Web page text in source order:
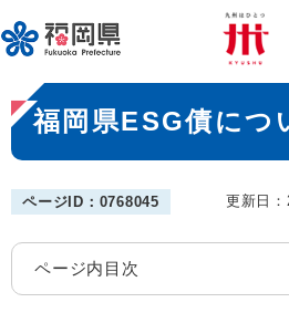
ー
ジ
先
頭
で
メニューを飛ばし
本
文
福岡県ESG債につ
ページID：0768045 更新日
ページ内目次